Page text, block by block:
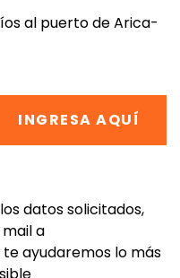
al puerto de Arica-
INGRESA AQUÍ
datos solicitados,
a
te ayudaremos lo más